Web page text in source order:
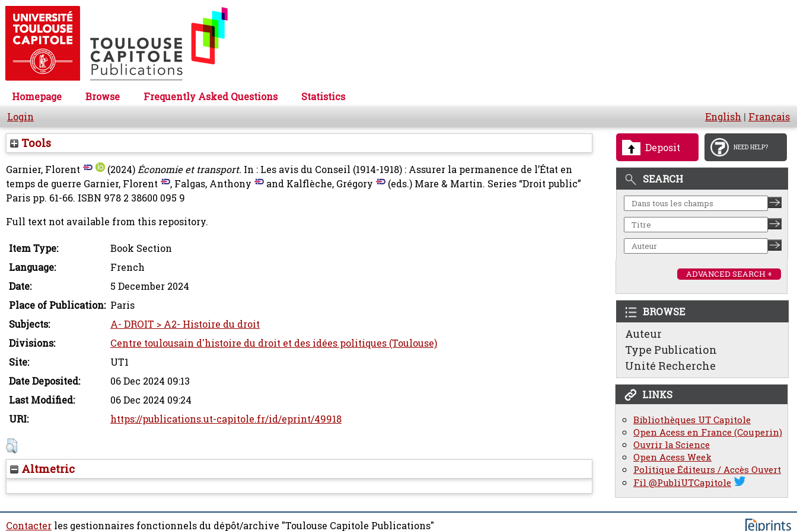
Homepage Browse Frequently Asked Questions
Statistics
Login
English | Français
Deposit NEED HELP?
SEARCH
ADVANCED SEARCH +
BROWSE
Auteur
Type Publication
Unité Recherche
LINKS
Bibliothèques UT Capitole
Open Acess en France (Couperin)
Ouvrir la Science
Open Acess Week
Politique Éditeurs / Accès Ouvert
Fil @PubliUTCapitole
Tools
Garnier, Florent (2024)Économie et transport. In : Les avis du Conseil (1914-1918) : Assurer la permanence de l’État en
temps de guerre Garnier, Florent , Falgas, Anthony and Kalflèche, Grégory
(eds.) Mare & Martin. Series “Droit public”
Paris pp. 61-66. ISBN 978 2 38600 095 9
Full text not available from this repository.
Item Type:
Book Section
Language:
French
Date:
5 December 2024
Place of Publication: Paris
Subjects:
A- DROIT > A2- Histoire du droit
Divisions:
Centre toulousain d'histoire du droit et des idées politiques (Toulouse)
Site:
UT1
Date Deposited:
06 Dec 2024 09:13
Last Modified:
06 Dec 2024 09:24
URI:
https://publications.ut-capitole.fr/id/eprint/49918
Altmetric
Contacter les gestionnaires fonctionnels du dépôt/archive "Toulouse Capitole Publications"